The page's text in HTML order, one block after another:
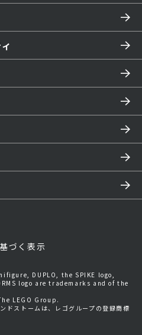
づく表示
DUPLO, the SPIKE logo,
logo are trademarks and of the
LEGO Group.
ドストームは、レゴグループの登録商標